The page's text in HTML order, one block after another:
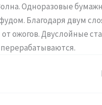
Одноразовые
Благодаря двум
ожогов. Двуслойные